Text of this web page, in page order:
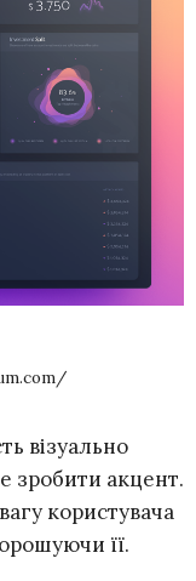
візуально
зробити акцент.
користувача
її.